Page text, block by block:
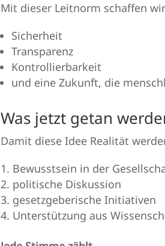
Mit dieser Leitnorm schaffen
Sicherheit
Transparenz
Kontrollierbarkeit
und eine Zukunft, die
Was jetzt getan
Damit diese Idee Realität
Bewusstsein in der
politische Diskussion
gesetzgeberische Initiativen
Unterstützung aus